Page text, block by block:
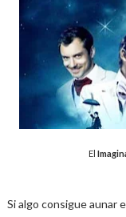
El
Si algo consigue aunar